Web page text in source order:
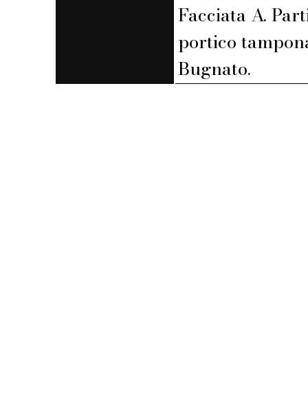
Facciata A.
portico
Bugnato.